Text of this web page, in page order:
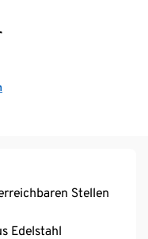
Stellen
Edelstahl